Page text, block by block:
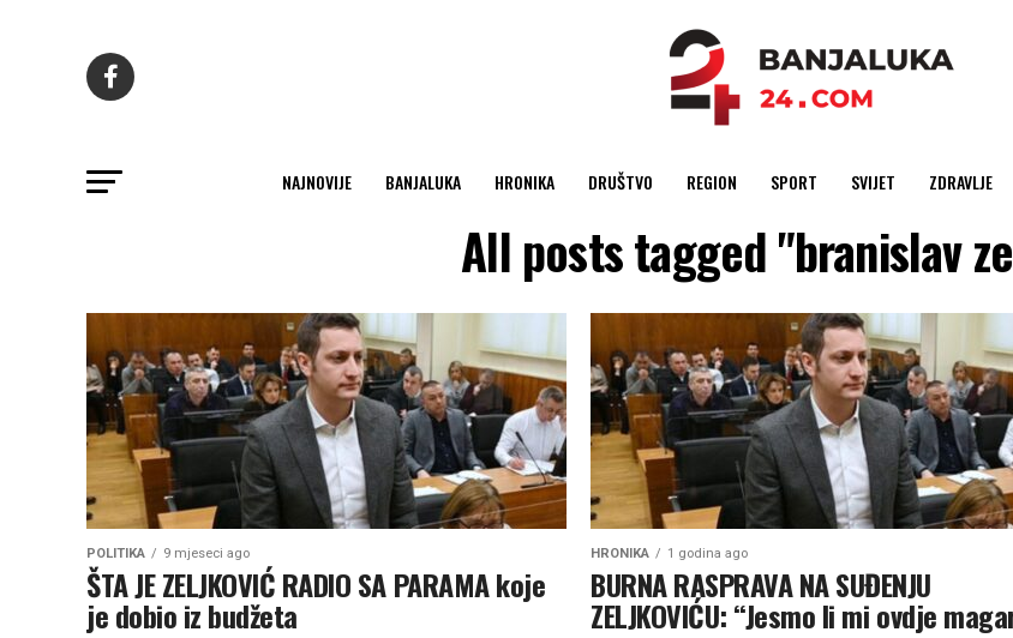
NAJNOVIJE BANJALUKA HRONIKA DRUŠTVO REGION SPORT SVIJET ZDRAVLJE
All posts tagged "branislav
POLITIKA 9 mjeseci ago
ŠTA JE ZELJKOVIĆ RADIO SA PARAMA koje
je dobio iz budžeta
HRONIKA 1 godina ago
BURNA RASPRAVA NA SUĐENJU
ZELJKOVIĆU: “Jesmo li mi ovdje